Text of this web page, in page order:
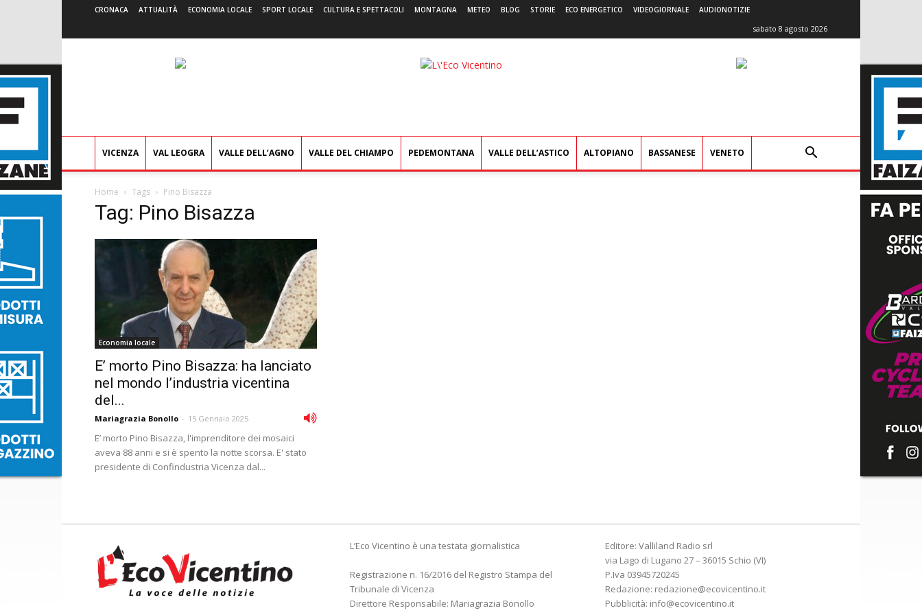
CRONACA ATTUALITÀ ECONOMIA LOCALE SPORT LOCALE CULTURA E SPETTACOLI MONTAGNA METEO BLOG STORIE ECO ENERGETICO VIDEOGIORNALE AUDIONOTIZIE
sabato 8 agosto 2026
L'Eco
VICENZA VAL LEOGRA VALLE DELL’AGNO VALLE DEL CHIAMPO PEDEMONTANA VALLE DELL’ASTICO ALTOPIANO BASSANESE VENETO
Home Tags Pino Bisazza
Tag: Pino Bisazza
Economia locale
E’ morto Pino Bisazza: ha lanciato
nel mondo l’industria vicentina
del...
Mariagrazia Bonollo - 15 Gennaio 2025
E’ morto Pino Bisazza, l'imprenditore dei mosaici
aveva 88 anni e si è spento la notte scorsa. E' stato
presidente di Confindustria Vicenza dal...
L’Eco Vicentino è una testata giornalistica
Registrazione n. 16/2016 del Registro Stampa del
Tribunale di Vicenza
Direttore Responsabile: Mariagrazia Bonollo
Editore: Valliland Radio srl
via Lago di Lugano 27 – 36015 Schio (VI)
P.Iva 03945720245
Redazione: redazione@ecovicentino.it
Pubblicità: info@ecovicentino.it